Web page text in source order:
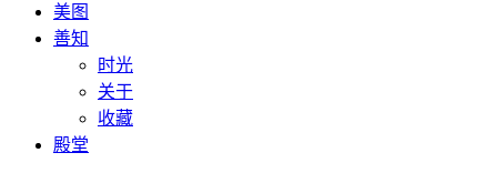
美图
善知
时光
关于
收藏
殿堂